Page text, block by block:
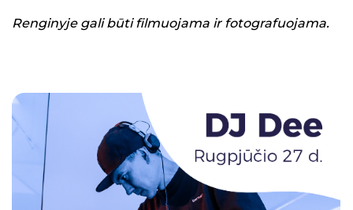
Renginyje gali būti filmuojama ir fotografuojama.